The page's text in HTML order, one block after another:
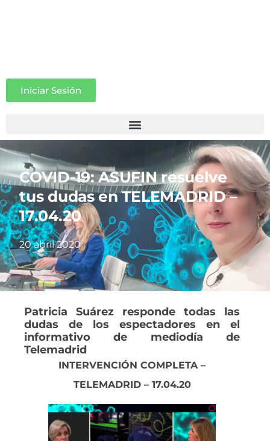
Iniciar Sesión
COVID-19: ASUFIN resuelve
tus dudas en TELEMADRID –
17.04.20
20 abril 2020
Patricia Suárez responde todas las
dudas de los espectadores en el
informativo de mediodía de
Telemadrid
INTERVENCIÓN COMPLETA –
TELEMADRID – 17.04.20